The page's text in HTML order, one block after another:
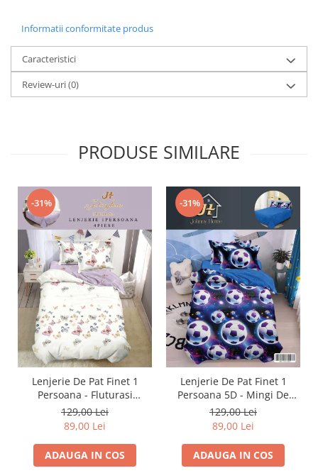
Informatii conformitate produs
Caracteristici
Review-uri(0)
PRODUSE SIMILARE
-31%
Lenjerie De Pat Finet 1
Persoana - Fluturasi
Multicolori
129,00 Lei
89,00 Lei
ADAUGA IN COS
-31%
Lenjerie De Pat Finet 1
Persoana 5D - Mingi De
Fotbal In Galaxie
129,00 Lei
89,00 Lei
ADAUGA IN COS